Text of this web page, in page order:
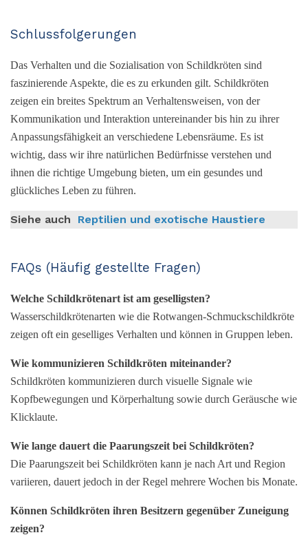
Schlussfolgerungen
Das Verhalten und die Sozialisation von Schildkröten sind
faszinierende Aspekte, die es zu erkunden gilt. Schildkröten
zeigen ein breites Spektrum an Verhaltensweisen, von der
Kommunikation und Interaktion untereinander bis hin zu ihrer
Anpassungsfähigkeit an verschiedene Lebensräume. Es ist
wichtig, dass wir ihre natürlichen Bedürfnisse verstehen und
ihnen die richtige Umgebung bieten, um ein gesundes und
glückliches Leben zu führen.
Siehe auch Reptilien und exotische Haustiere
FAQs (Häufig gestellte Fragen)
Welche Schildkrötenart ist am geselligsten?
Wasserschildkrötenarten wie die Rotwangen-Schmuckschildkröte
zeigen oft ein geselliges Verhalten und können in Gruppen leben.
Wie kommunizieren Schildkröten miteinander?
Schildkröten kommunizieren durch visuelle Signale wie
Kopfbewegungen und Körperhaltung sowie durch Geräusche wie
Klicklaute.
Wie lange dauert die Paarungszeit bei Schildkröten?
Die Paarungszeit bei Schildkröten kann je nach Art und Region
variieren, dauert jedoch in der Regel mehrere Wochen bis Monate.
Können Schildkröten ihren Besitzern gegenüber Zuneigung
zeigen?